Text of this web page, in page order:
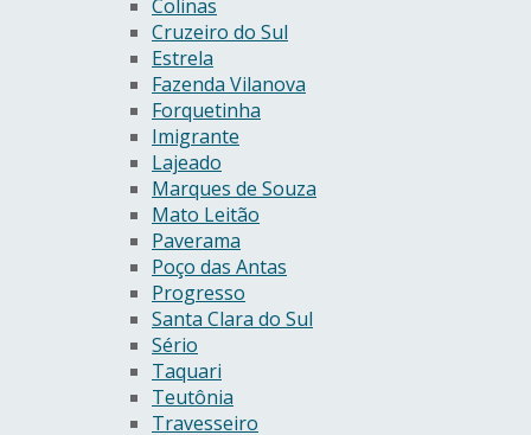
Colinas
Cruzeiro do Sul
Estrela
Fazenda Vilanova
Forquetinha
Imigrante
Lajeado
Marques de Souza
Mato Leitão
Paverama
Poço das Antas
Progresso
Santa Clara do Sul
Sério
Taquari
Teutônia
Travesseiro